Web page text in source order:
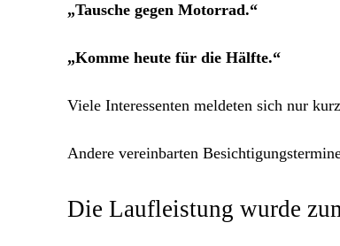
„Tausche gegen Motorrad.“
„Komme heute für die Hälfte.“
Viele Interessenten meldeten sich nur
Andere vereinbarten
Die Laufleistung wurde